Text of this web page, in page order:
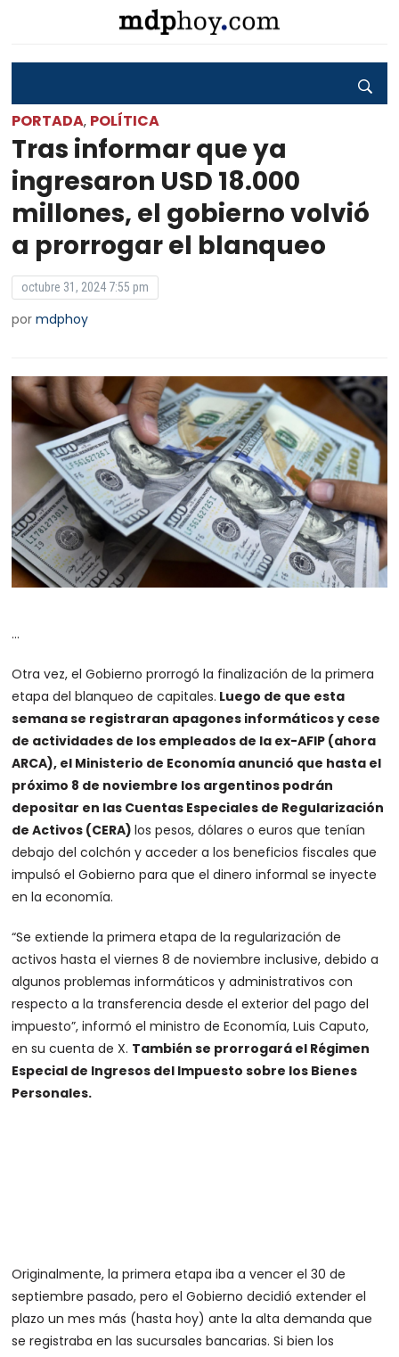
PORTADA, POLÍTICA
Tras informar que ya
ingresaron USD 18.000
millones, el gobierno volvió
a prorrogar el blanqueo
octubre 31, 2024 7:55 pm
pormdphoy
…
Otra vez, el Gobierno prorrogó la finalización de la primera
etapa del blanqueo de capitales. Luego de que esta
semana se registraran apagones informáticos y cese
de actividades de los empleados de la ex-AFIP (ahora
ARCA), el Ministerio de Economía anunció que hasta el
próximo 8 de noviembre los argentinos podrán
depositar en las Cuentas Especiales de Regularización
de Activos (CERA)los pesos, dólares o euros que tenían
debajo del colchón y acceder a los beneficios fiscales que
impulsó el Gobierno para que el dinero informal se inyecte
en la economía.
“Se extiende la primera etapa de la regularización de
activos hasta el viernes 8 de noviembre inclusive, debido a
algunos problemas informáticos y administrativos con
respecto a la transferencia desde el exterior del pago del
impuesto”, informó el ministro de Economía, Luis Caputo,
en su cuenta de X. También se prorrogará el Régimen
Especial de Ingresos del Impuesto sobre los Bienes
Personales.
Originalmente, la primera etapa iba a vencer el 30 de
septiembre pasado, pero el Gobierno decidió extender el
plazo un mes más (hasta hoy) ante la alta demanda que
se registraba en las sucursales bancarias. Si bien los